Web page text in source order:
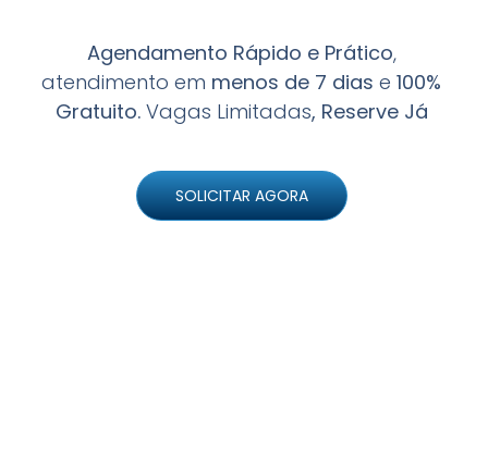
Agendamento Rápido e Prático,
atendimento em menos de 7 dias e 100%
Gratuito. Vagas Limitadas, Reserve Já
SOLICITAR AGORA